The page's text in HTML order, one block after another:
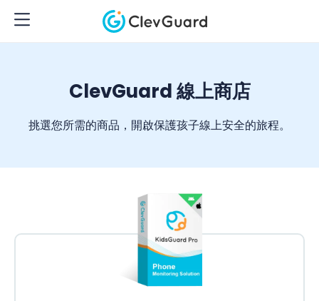
ClevGuard 線上商店
挑選您所需的商品，開啟保護孩子線上安全的旅程。